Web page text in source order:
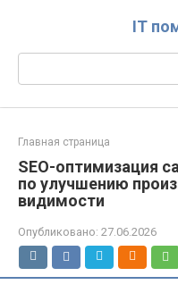
IT
Поиск:
Главная страница
SEO-оптимизация
по улучшению
видимости
Опубликовано: 27.06.2026